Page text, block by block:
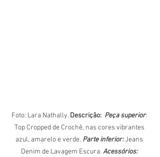
Foto: Lara Nathally. Descrição: Peça superior:
Top Cropped de Crochê, nas cores vibrantes
azul, amarelo e verde. Parte inferior: Jeans
Denim de Lavagem Escura. Acessórios: